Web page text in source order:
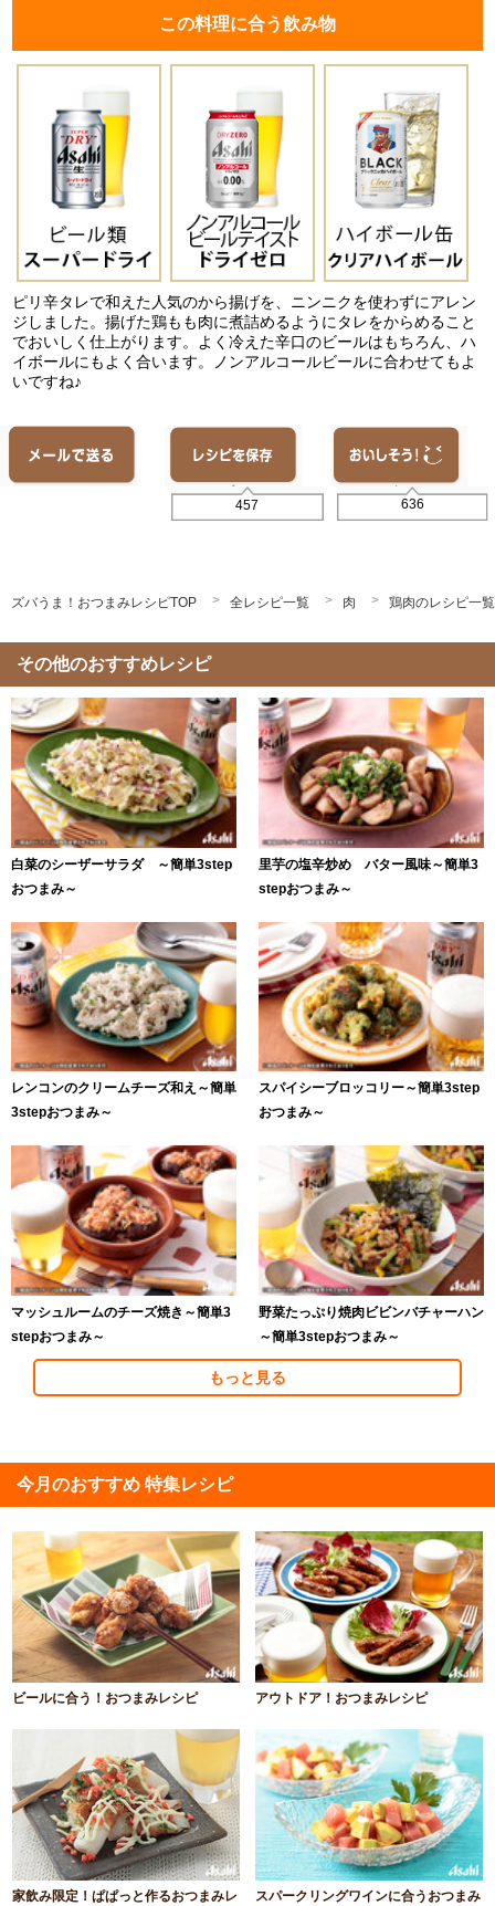
この料理に合う飲み物
ピリ辛タレで和えた人気のから揚げを、ニンニクを使わずにアレン
ジしました。揚げた鶏もも肉に煮詰めるようにタレをからめること
でおいしく仕上がります。よく冷えた辛口のビールはもちろん、ハ
イボールにもよく合います。ノンアルコールビールに合わせてもよ
いですね♪
457 636
ズバうま！おつまみレシピTOP 全レシピ一覧 肉 鶏肉のレシピ一覧
その他のおすすめレシピ
白菜のシーザーサラダ ～簡単3step
おつまみ～
里芋の塩辛炒め バター風味～簡単3
stepおつまみ～
レンコンのクリームチーズ和え～簡単
3stepおつまみ～
スパイシーブロッコリー～簡単3step
おつまみ～
マッシュルームのチーズ焼き～簡単3
stepおつまみ～
野菜たっぷり焼肉ビビンバチャーハン
～簡単3stepおつまみ～
もっと見る
今月のおすすめ 特集レシピ
ビールに合う！おつまみレシピ アウトドア！おつまみレシピ
家飲み限定！ぱぱっと作るおつまみレ
スパークリングワインに合うおつまみ